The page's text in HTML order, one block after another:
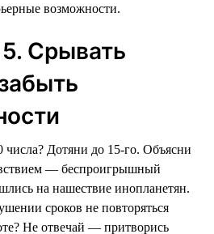
возможности.
Срывать
числа? Дотяни до 15-го. Объясни
— беспроигрышный
на нашествие инопланетян.
сроков не повторяться
Не отвечай — притворись